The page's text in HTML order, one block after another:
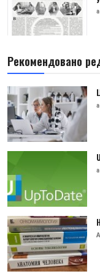
Рекомендовано